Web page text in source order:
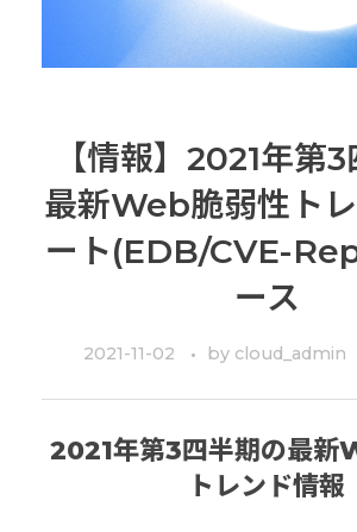
【情報】2021年第
最新Web脆弱性ト
ート(EDB/CVE-
ース
2021-11-02 by cloud_admin
2021年第3四半期の最新
トレンド情報